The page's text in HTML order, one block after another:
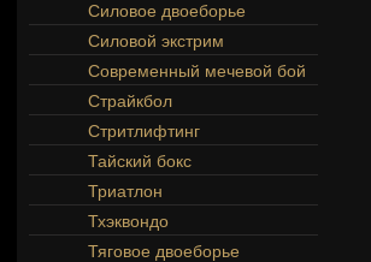
Силовое двоеборье
Силовой экстрим
Современный мечевой бой
Страйкбол
Стритлифтинг
Тайский бокс
Триатлон
Тхэквондо
Тяговое двоеборье